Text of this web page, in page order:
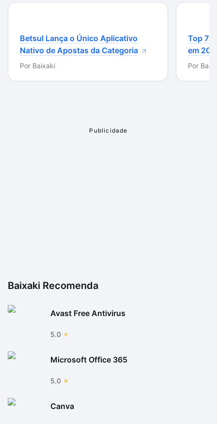
Betsul Lança o Único Aplicativo
Nativo de Apostas da Categoria
Por Baixaki
Top 7
em
Por
Baixaki Recomenda
Avast Free Antivirus
5.0
Microsoft Office 365
5.0
Canva